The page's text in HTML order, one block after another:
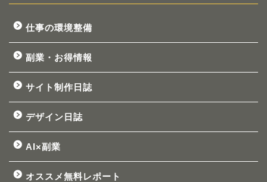
仕事の環境整備
副業・お得情報
サイト制作日誌
デザイン日誌
AI×副業
オススメ無料レポート